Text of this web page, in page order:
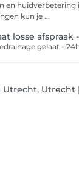
kun je ...
losse afspraak